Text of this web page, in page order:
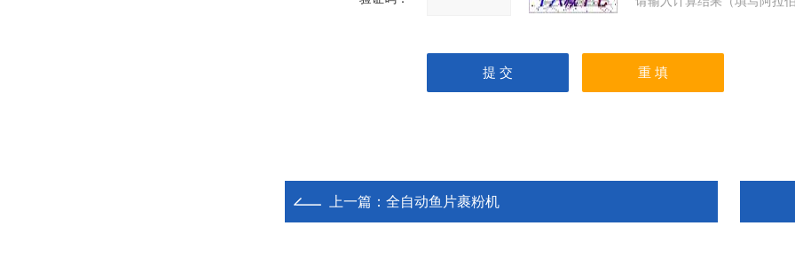
上一篇： 全自动鱼片裹粉机